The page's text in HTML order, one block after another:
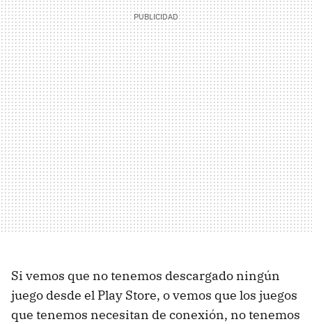
Si vemos que no tenemos descargado ningún
juego desde el Play Store, o vemos que los juegos
que tenemos necesitan de conexión, no tenemos